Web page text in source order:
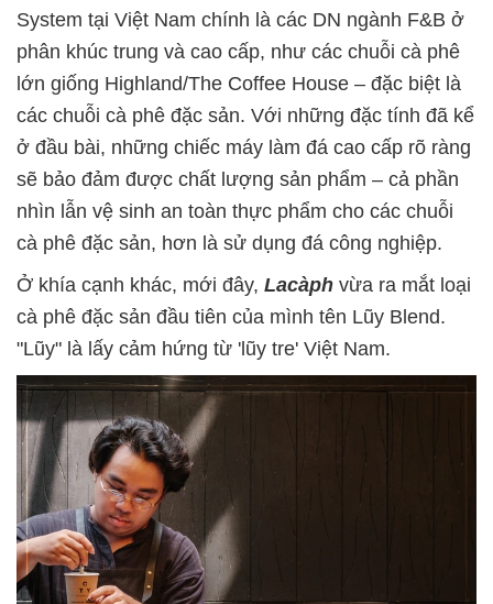
System tại Việt Nam chính là các DN ngành F&B ở
phân khúc trung và cao cấp, như các chuỗi cà phê
lớn giống Highland/The Coffee House – đặc biệt là
các chuỗi cà phê đặc sản. Với những đặc tính đã kể
ở đầu bài, những chiếc máy làm đá cao cấp rõ ràng
sẽ bảo đảm được chất lượng sản phẩm – cả phần
nhìn lẫn vệ sinh an toàn thực phẩm cho các chuỗi
cà phê đặc sản, hơn là sử dụng đá công nghiệp.
Ở khía cạnh khác, mới đây, Lacàph vừa ra mắt loại
cà phê đặc sản đầu tiên của mình tên Lũy Blend.
"Lũy" là lấy cảm hứng từ 'lũy tre' Việt Nam.